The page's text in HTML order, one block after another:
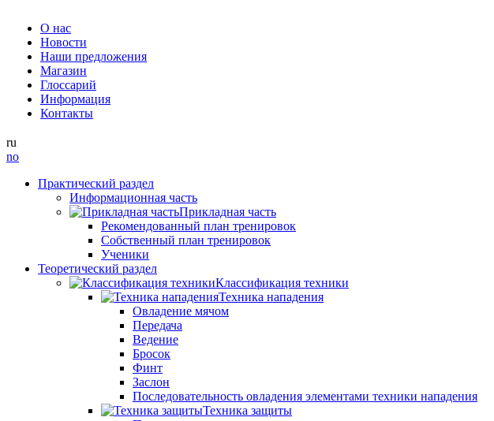
О нас
Новости
Наши предложения
Магазин
Глоссарий
Информация
Контакты
ru
no
Практический раздел
Информационная часть
Прикладная часть
Рекомендованный план тренировок
Собственный план тренировок
Ученики
Теоретический раздел
Классификация техники
Техника нападения
Овладение мячом
Передача
Ведение
Бросок
Финт
Заслон
Последовательность овладения элементами техники нападения
Техника защиты